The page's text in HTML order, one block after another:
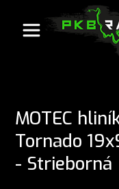
MOTEC
Tornado
- Strieborná